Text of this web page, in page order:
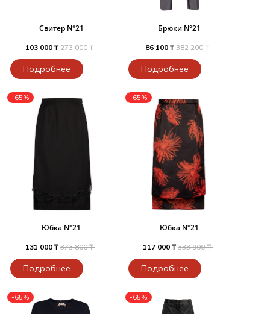
Свитер N°21
103 000 ₸ 273 000 ₸
Подробнее
Брюки N°21
86 100 ₸ 382 200 ₸
Подробнее
-65%
Юбка N°21
131 000 ₸ 373 800 ₸
Подробнее
-65%
Юбка N°21
117 000 ₸333 900 ₸
Подробнее
-65% -65%